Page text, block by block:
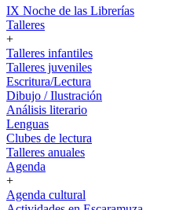
IX Noche de las Librerías
Talleres
+
Talleres infantiles
Talleres juveniles
Escritura/Lectura
Dibujo / Ilustración
Análisis literario
Lenguas
Clubes de lectura
Talleres anuales
Agenda
+
Agenda cultural